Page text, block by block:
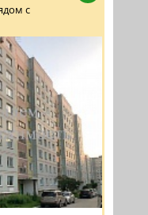
с